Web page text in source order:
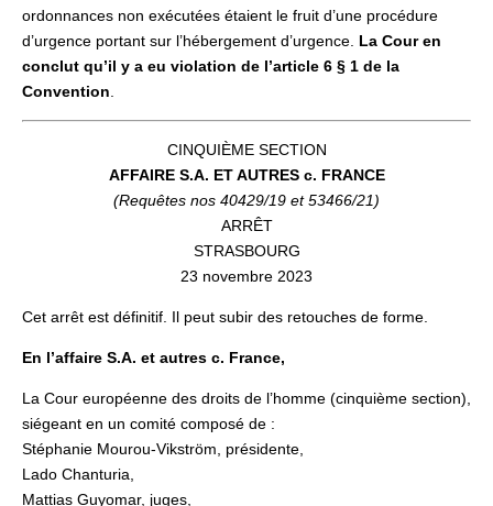
ordonnances non exécutées étaient le fruit d’une procédure
d’urgence portant sur l’hébergement d’urgence. La Cour en
conclut qu’il y a eu violation de l’article 6 § 1 de la
Convention
CINQUIÈME SECTION
AFFAIRE S.A. ET AUTRES c. FRANCE
(Requêtes nos 40429/19 et 53466/21)
ARRÊT
STRASBOURG
23 novembre 2023
Cet arrêt est définitif. Il peut subir des retouches de forme.
En l’affaire S.A. et autres c. France,
La Cour européenne des droits de l’homme (cinquième section),
siégeant en un comité composé de :
Stéphanie Mourou-Vikström, présidente,
Lado Chanturia,
Mattias Guyomar, juges,